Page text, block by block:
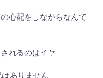
心配をしながらなんて
れるのはイヤ
ありません